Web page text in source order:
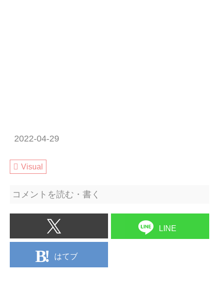
2022-04-29
Visual
コメントを読む・書く
LINE
はてブ